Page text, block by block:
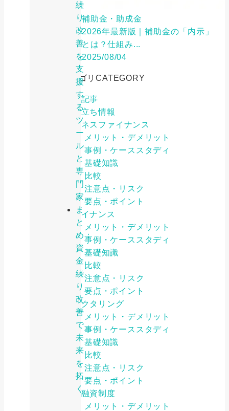
繰
り
改
善
を
支
援
す
る
ツ
ー
ル
と
専
門
家
ま
と
め：
資
金
繰
り
改
善
で
未
来
を
拓
く
補助金・助成金
2026年最新版｜補助金の「内示」
とは？仕組み...
2025/08/04
カテゴリCATEGORY
特集記事
お役立ち情報
ビジネスファイナンス
メリット・デメリット
事例・ケーススタディ
基礎知識
比較
注意点・リスク
要点・ポイント
ファイナンス
メリット・デメリット
事例・ケーススタディ
基礎知識
比較
注意点・リスク
要点・ポイント
ファクタリング
メリット・デメリット
事例・ケーススタディ
基礎知識
比較
注意点・リスク
要点・ポイント
公的融資制度
メリット・デメリット